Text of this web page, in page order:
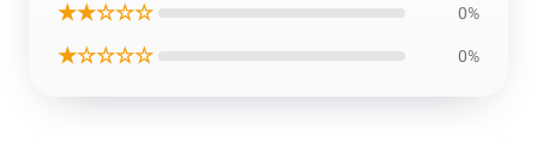
★★☆☆☆ 0%
★☆☆☆☆ 0%